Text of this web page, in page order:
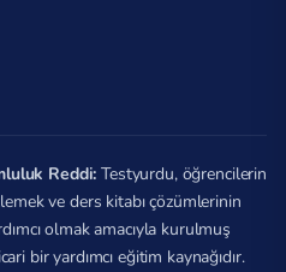
Reddi: Testyurdu, öğrencilerin
ve ders kitabı çözümlerinin
olmak amacıyla kurulmuş
bir yardımcı eğitim kaynağıdır.